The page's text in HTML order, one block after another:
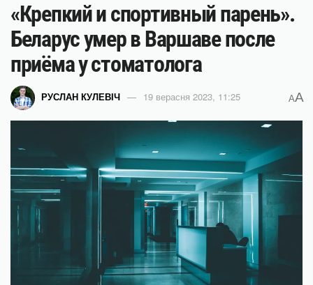
«Крепкий и спортивный парень».
Беларус умер в Варшаве после
приёма у стоматолога
РУСЛАН КУЛЕВІЧ 19 верасня 2023, 11:25 AA